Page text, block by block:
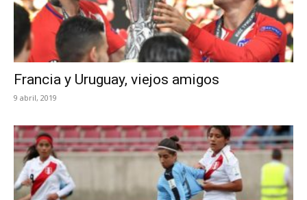
Francia y Uruguay, viejos amigos
9 abril, 2019